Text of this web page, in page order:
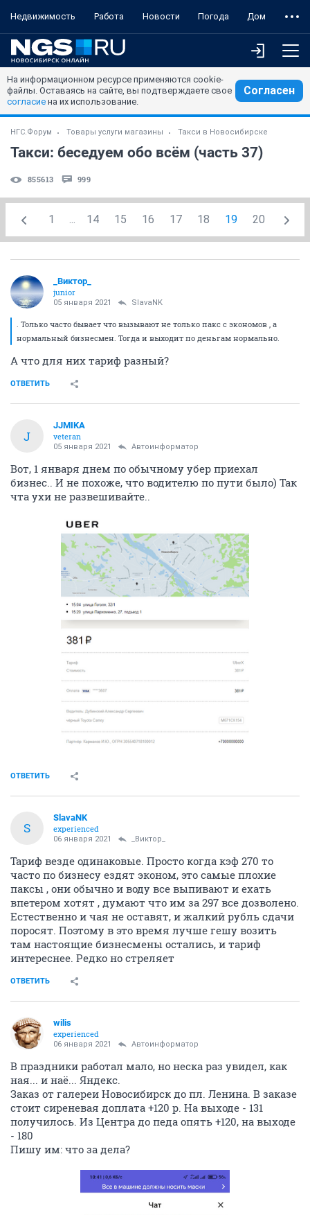
Недвижимость Работа Новости Погода Дом
На информационном ресурсе применяются cookie-
файлы. Оставаясь на сайте, вы подтверждаете свое
согласие на их использование.
Согласен
НГС.Форум Товары услуги магазины Такси в Новосибирске
Такси: беседуем обо всём (часть 37)
855613 999
1 ... 14 15 16 17 18 19 20
_Виктор_
juniоr
05 января 2021 SlavaNK
. Только часто бывает что вызывают не только пакс с экономов , а
нормальный бизнесмен. Тогда и выходит по деньгам нормально.
А что для них тариф разный?
ОТВЕТИТЬ
J
JJMIKA
veteran
05 января 2021 Автоинформатор
Вот, 1 января днем по обычному убер приехал
бизнес.. И не похоже, что водителю по пути было) Так
чта ухи не развешивайте..
ОТВЕТИТЬ
S
SlavaNK
experienced
06 января 2021 _Виктор_
Тариф везде одинаковые. Просто когда кэф 270 то
часто по бизнесу ездят эконом, это самые плохие
паксы , они обычно и воду все выпивают и ехать
впетером хотят , думают что им за 297 все дозволено.
Естественно и чая не оставят, и жалкий рубль сдачи
поросят. Поэтому в это время лучше гешу возить
там настоящие бизнесмены остались, и тариф
интереснее. Редко но стреляет
ОТВЕТИТЬ
wilis
experienced
06 января 2021 Автоинформатор
В праздники работал мало, но неска раз увидел, как
ная... и наё... Яндекс.
Заказ от галереи Новосибирск до пл. Ленина. В заказе
стоит сиреневая доплата +120 р. На выходе - 131
получилось. Из Центра до педа опять +120, на выходе
- 180
Пишу им: что за дела?